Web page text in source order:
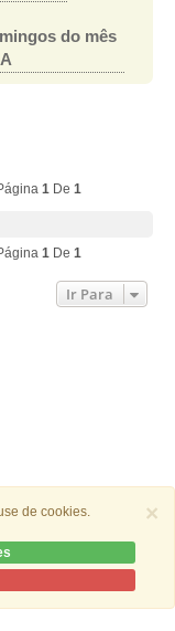
×
de cookies.
do mês
1De 1
1De 1
Ir Para